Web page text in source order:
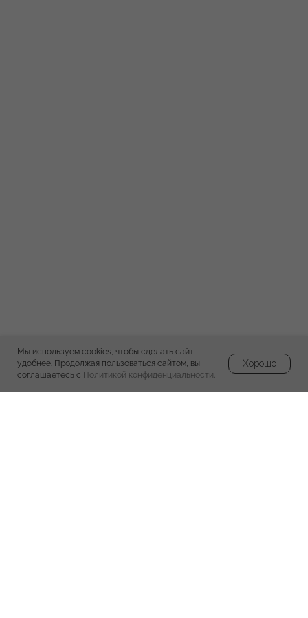
Мы используем cookies, чтобы сделать сайт
удобнее. Продолжая пользоваться сайтом, вы
соглашаетесь с Политикой конфиденциальности.
Хорошо